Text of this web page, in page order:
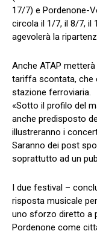
17/7) e Pordenone-
circola il 1/7, il 8/7, il
agevolerà la
Anche ATAP
tariffa scontata, che
stazione ferroviaria.
«Sotto il profilo del
anche predisposto
illustreranno i
Saranno dei post
soprattutto ad un
I due festival –
risposta musicale
uno sforzo diretto a
Pordenone come